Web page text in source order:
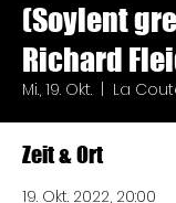
(Soylent
Richard
Mi., 19. Okt. La
Zeit & Ort
19. Okt. 2022, 20:00